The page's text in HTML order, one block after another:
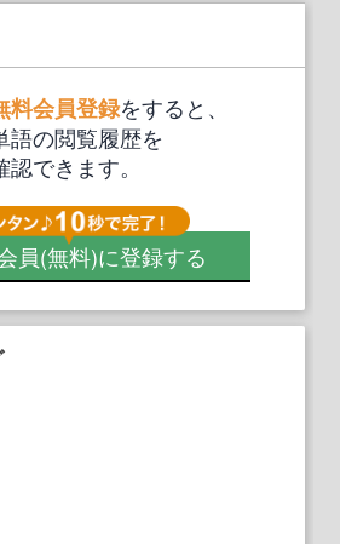
料会員登録をすると、
語の閲覧履歴を
認できます。
員(無料)に登録する